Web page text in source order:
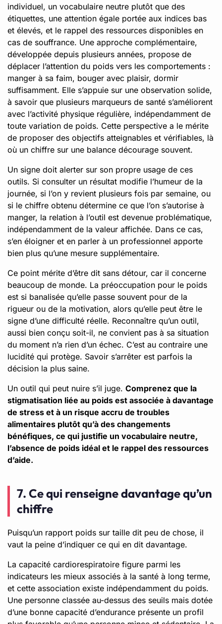
individuel, un vocabulaire neutre plutôt que des
étiquettes, une attention égale portée aux indices bas
et élevés, et le rappel des ressources disponibles en
cas de souffrance. Une approche complémentaire,
développée depuis plusieurs années, propose de
déplacer l’attention du poids vers les comportements :
manger à sa faim, bouger avec plaisir, dormir
suffisamment. Elle s’appuie sur une observation solide,
à savoir que plusieurs marqueurs de santé s’améliorent
avec l’activité physique régulière, indépendamment de
toute variation de poids. Cette perspective a le mérite
de proposer des objectifs atteignables et vérifiables, là
où un chiffre sur une balance décourage souvent.
Un signe doit alerter sur son propre usage de ces
outils. Si consulter un résultat modifie l’humeur de la
journée, si l’on y revient plusieurs fois par semaine, ou
si le chiffre obtenu détermine ce que l’on s’autorise à
manger, la relation à l’outil est devenue problématique,
indépendamment de la valeur affichée. Dans ce cas,
s’en éloigner et en parler à un professionnel apporte
bien plus qu’une mesure supplémentaire.
Ce point mérite d’être dit sans détour, car il concerne
beaucoup de monde. La préoccupation pour le poids
est si banalisée qu’elle passe souvent pour de la
rigueur ou de la motivation, alors qu’elle peut être le
signe d’une difficulté réelle. Reconnaître qu’un outil,
aussi bien conçu soit-il, ne convient pas à sa situation
du moment n’a rien d’un échec. C’est au contraire une
lucidité qui protège. Savoir s’arrêter est parfois la
décision la plus saine.
Un outil qui peut nuire s’il juge. Comprenez que la
stigmatisation liée au poids est associée à davantage
de stress et à un risque accru de troubles
alimentaires plutôt qu’à des changements
bénéfiques, ce qui justifie un vocabulaire neutre,
l’absence de poids idéal et le rappel des ressources
d’aide.
7. Ce qui renseigne davantage qu’un
chiffre
Puisqu’un rapport poids sur taille dit peu de chose, il
vaut la peine d’indiquer ce qui en dit davantage.
La capacité cardiorespiratoire figure parmi les
indicateurs les mieux associés à la santé à long terme,
et cette association existe indépendamment du poids.
Une personne classée au-dessus des seuils mais dotée
d’une bonne capacité d’endurance présente un profil